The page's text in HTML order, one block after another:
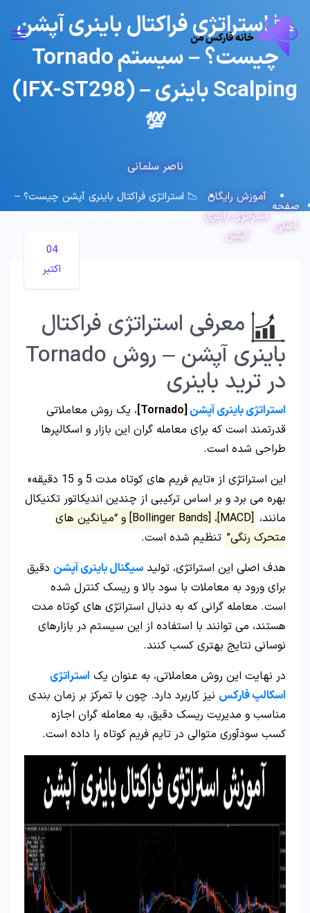
📉 استراتژی فراکتال باینری آپشن
چیست؟ – سیستم Tornado
Scalping باینری – (IFX-ST298)
💯
ناصر سلمانی
صفحه
اصلی
آموزش رایگان
استراتژی باینری
آپشن
📉 استراتژی فراکتال باینری آپشن چیست؟ –
سیستم Tornado Scalping باینری – (IFX-
04
اکتبر
معرفی استراتژی فراکتال
باینری آپشن – روش Tornado
در ترید باینری
استراتژی باینری آپشن [Tornado]
، یک روش معاملاتی
قدرتمند است که برای معامله‌ گران این بازار و اسکالپرها
طراحی شده است.
این استراتژی از «تایم فریم‌ های کوتاه‌ مدت 5 و 15 دقیقه»
بهره می‌ برد و بر اساس ترکیبی از چندین اندیکاتور تکنیکال
مانند،
[MACD]، [Bollinger Bands] و “میانگین‌ های
متحرک رنگی” تنظیم شده است.
هدف اصلی این استراتژی، تولید سیگنال باینری آپشن دقیق
برای ورود به معاملات با سود بالا و ریسک کنترل‌ شده
است. معامله‌ گرانی که به دنبال استراتژی‌ های کوتاه‌ مدت
هستند، می‌ توانند با استفاده از این سیستم در بازارهای
نوسانی نتایج بهتری کسب کنند.
در نهایت این روش معاملاتی، به عنوان یک استراتژی
اسکالپ فارکس نیز کاربرد دارد. چون با تمرکز بر زمان‌ بندی
مناسب و مدیریت ریسک دقیق، به معامله‌ گران اجازه
کسب سودآوری متوالی در تایم فریم کوتاه را داده است.